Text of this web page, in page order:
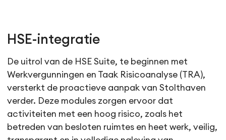
HSE-integratie
De uitrol van de HSE Suite, te beginnen met
Werkvergunningen en Taak Risicoanalyse (TRA),
versterkt de proactieve aanpak van Stolthaven
verder. Deze modules zorgen ervoor dat
activiteiten met een hoog risico, zoals het
betreden van besloten ruimtes en heet werk, veilig,